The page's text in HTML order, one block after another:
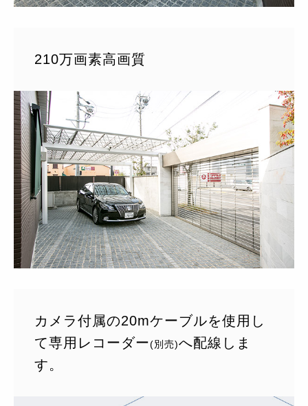
210万画素高画質
カメラ付属の20mケーブルを使用し
て専用レコーダー(別売)へ配線しま
す。